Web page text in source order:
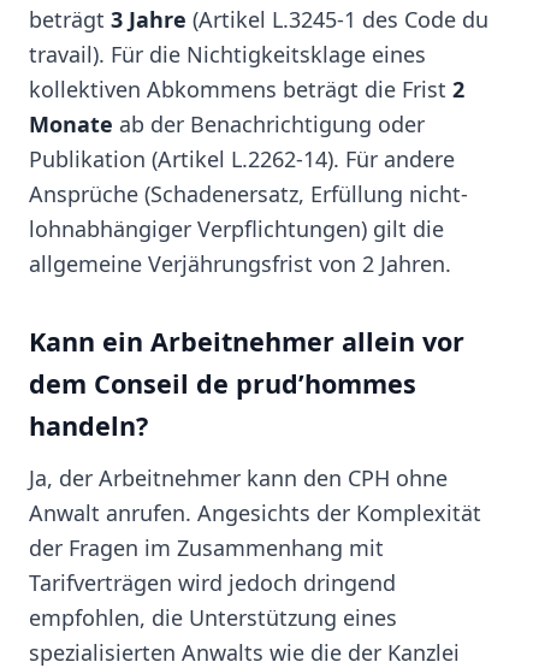
beträgt 3 Jahre (Artikel L.3245-1 des Code du
travail). Für die Nichtigkeitsklage eines
kollektiven Abkommens beträgt die Frist 2
Monate ab der Benachrichtigung oder
Publikation (Artikel L.2262-14). Für andere
Ansprüche (Schadenersatz, Erfüllung nicht-
lohnabhängiger Verpflichtungen) gilt die
allgemeine Verjährungsfrist von 2 Jahren.
Kann ein Arbeitnehmer allein vor
dem Conseil de prud’hommes
handeln?
Ja, der Arbeitnehmer kann den CPH ohne
Anwalt anrufen. Angesichts der Komplexität
der Fragen im Zusammenhang mit
Tarifverträgen wird jedoch dringend
empfohlen, die Unterstützung eines
spezialisierten Anwalts wie die der Kanzlei